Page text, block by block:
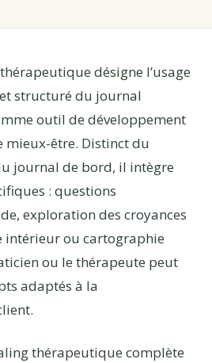
désigne l’usage
structuré du journal
outil de développement
mieux-être. Distinct du
journal de bord, il intègre
: questions
exploration des croyances
ou cartographie
ou le thérapeute peut
adaptés à la
thérapeutique complète